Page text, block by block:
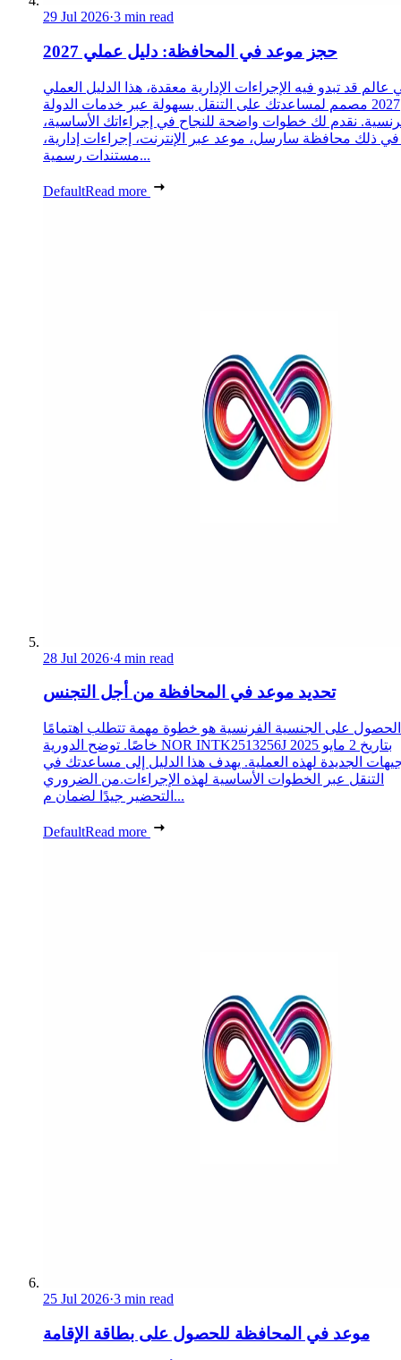
29 Jul 2026·3 min read
حجز موعد في المحافظة: دليل عملي 2027
عالم قد تبدو فيه الإجراءات الإدارية معقدة، هذا الدليل العملي
2027 مصمم لمساعدتك على التنقل بسهولة عبر خدمات الدولة
نقدم لك خطوات واضحة للنجاح في إجراءاتك الأساسية،
في ذلك محافظة سارسل، موعد عبر الإنترنت، إجراءات إدارية،
مستندات رسمية...
DefaultRead more
28 Jul 2026·4 min read
تحديد موعد في المحافظة من أجل التجنس
الحصول على الجنسية الفرنسية هو خطوة مهمة تتطلب اهتمامًا
خاصًا. توضح الدورية NOR INTK2513256J بتاريخ 2 مايو 2025
الجديدة لهذه العملية. يهدف هذا الدليل إلى مساعدتك في
التنقل عبر الخطوات الأساسية لهذه الإجراءات.من الضروري
التحضير جيدًا لضمان م...
DefaultRead more
25 Jul 2026·3 min read
موعد في المحافظة للحصول على بطاقة الإقامة